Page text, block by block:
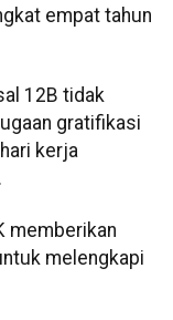
empat tahun
12B tidak
gratifikasi
kerja
memberikan
melengkapi